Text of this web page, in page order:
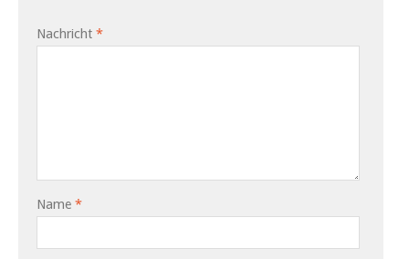
Nachricht *
Name *